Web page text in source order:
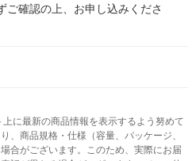
ご確認の上、お申し込みくださ
に最新の商品情報を表示するよう努めて
、商品規格・仕様（容量、パッケージ、
合がございます。このため、実際にお届